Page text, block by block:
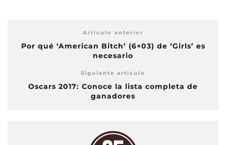
Artículo anterior
Por qué ‘American Bitch’ (6×03) de ‘Girls’ es
necesario
Siguiente artículo
Oscars 2017: Conoce la lista completa de
ganadores